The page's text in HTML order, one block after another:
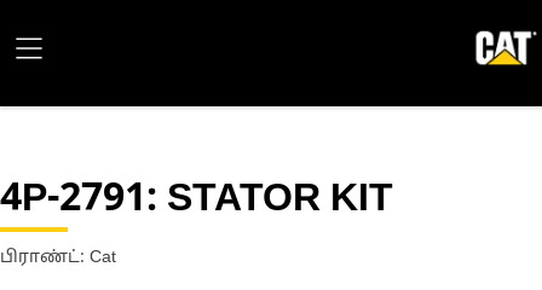
4P-2791: STATOR KIT
பிராண்ட்: Cat